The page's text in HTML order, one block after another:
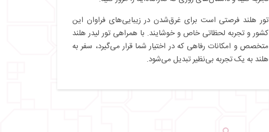
تور هلند فرصتی است برای غرق‌شدن در زیبایی‌های فراوان این
کشور و تجربه لحظاتی خاص و خوشایند. با همراهی تور لیدر هلند
متخصص و امکانات رفاهی که در اختیار شما قرار می‌گیرد، سفر به
هلند به یک تجربه بی‌نظیر تبدیل می‌شود.